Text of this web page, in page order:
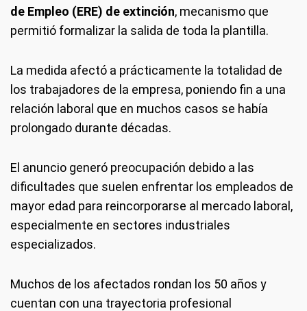
de Empleo (ERE) de extinción, mecanismo que
permitió formalizar la salida de toda la plantilla.
La medida afectó a prácticamente la totalidad de
los trabajadores de la empresa, poniendo fin a una
relación laboral que en muchos casos se había
prolongado durante décadas.
El anuncio generó preocupación debido a las
dificultades que suelen enfrentar los empleados de
mayor edad para reincorporarse al mercado laboral,
especialmente en sectores industriales
especializados.
Muchos de los afectados rondan los 50 años y
cuentan con una trayectoria profesional